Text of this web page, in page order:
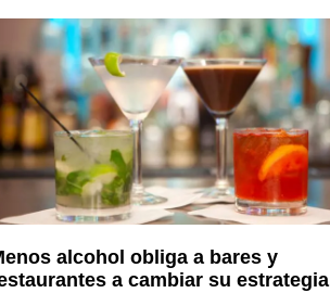
alcohol obliga a bares y
a cambiar su estrategia